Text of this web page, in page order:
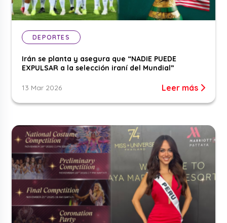
DEPORTES
Irán se planta y asegura que “NADIE PUEDE
EXPULSAR a la selección iraní del Mundial”
13 Mar 2026 Leer más